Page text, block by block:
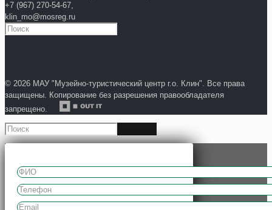
+7 (967) 270-54-67,
klin_mo@mosreg.ru
© 2026 МАУ "Музейно-туристический центр г.о. Клин". Все права
защищены. Копирование без разрешения правообладателя
запрещено.